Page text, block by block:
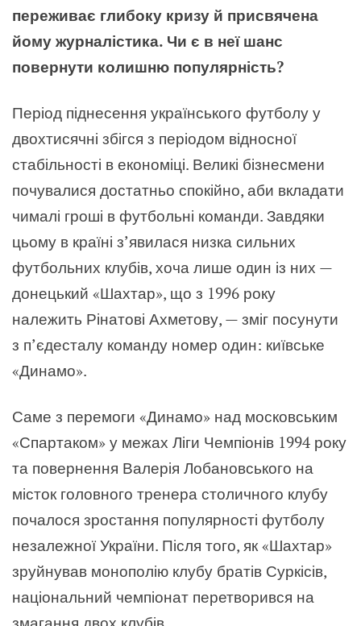
переживає глибоку кризу й присвячена
йому журналістика. Чи є в неї шанс
повернути колишню популярність?
Період піднесення українського футболу у
двохтисячні збігся з періодом відносної
стабільності в економіці. Великі бізнесмени
почувалися достатньо спокійно, аби вкладати
чималі гроші в футбольні команди. Завдяки
цьому в країні з’явилася низка сильних
футбольних клубів, хоча лише один із них —
донецький «Шахтар», що з 1996 року
належить Рінатові Ахметову, — зміг посунути
з п’єдесталу команду номер один: київське
«Динамо».
Саме з перемоги «Динамо» над московським
«Спартаком» у межах Ліги Чемпіонів 1994 року
та повернення Валерія Лобановського на
місток головного тренера столичного клубу
почалося зростання популярності футболу
незалежної України. Після того, як «Шахтар»
зруйнував монополію клубу братів Суркісів,
національний чемпіонат перетворився на